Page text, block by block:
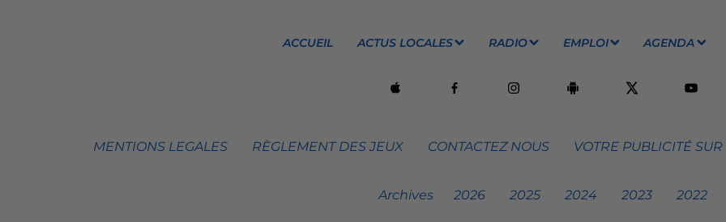
ACCUEIL ACTUS LOCALES RADIO EMPLOI AGENDA
MENTIONS LEGALES RÈGLEMENT DES JEUX CONTACTEZ NOUS VOTRE PUBLICITÉ
Archives 2026 2025 2024 2023 2022